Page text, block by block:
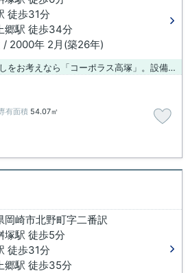
徒歩31分
郷駅 徒歩34分
/ 2000年 2月(築26年)
北野桝塚駅周辺への引っ越しをお考えなら「コーポラス高塚」。設備も充実していて住みやすい、魅力が詰まったアパートです。徒歩5分に駅がある物件です。お客様のご希望に適した物件のご紹介をいたします。個々のこだわりやご要望などございましたら、お気軽に当社へご連絡下さい。お待ちしております。
有面積 54.07㎡
岡崎市北野町字二番訳
塚駅 徒歩5分
徒歩31分
郷駅 徒歩35分